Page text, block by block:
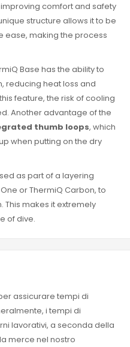
comfort and safety
structure allows it to be
ease, making the process
Base has the ability to
reducing heat loss and
feature, the risk of cooling
Another advantage of the
thumb loops, which
when putting on the dry
as part of a layering
or ThermiQ Carbon, to
makes it extremely
of dive.
assicurare tempi di
i tempi di
lavorativi, a seconda della
merce nel nostro